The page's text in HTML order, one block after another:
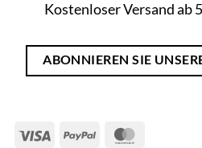
Kostenloser Versand ab
ABONNIEREN SIE
Visa PayPal